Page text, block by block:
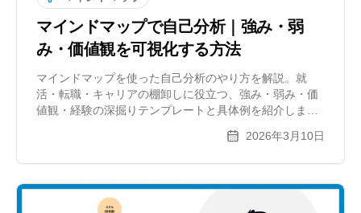
マインドマップで自己分析｜強み・弱
み・価値観を可視化する方法
マインドマップを使った自己分析のやり方を解説。就
活・転職・キャリアの棚卸しに役立つ、強み・弱み・価
値観・経験の深掘りテンプレートと具体例を紹介しま
2026年3月10日